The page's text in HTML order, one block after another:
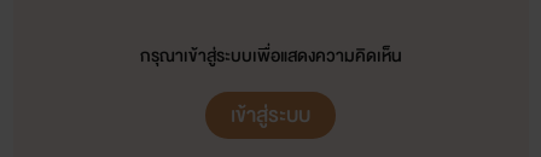
กรุณาเข้าสู่ระบบเพื่อแสดงความคิดเห็น
เข้าสู่ระบบ